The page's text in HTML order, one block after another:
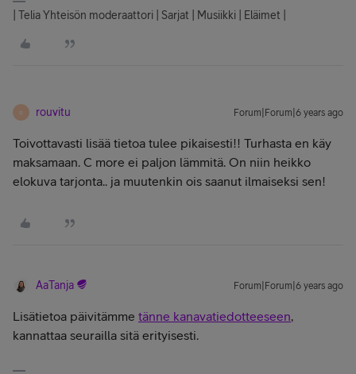
| Telia Yhteisön moderaattori | Sarjat | Musiikki | Eläimet |
R rouvitu Forum|Forum|6 years ago
Toivottavasti lisää tietoa tulee pikaisesti!! Turhasta en käy
maksamaan. C more ei paljon lämmitä. On niin heikko
elokuva tarjonta.. ja muutenkin ois saanut ilmaiseksi sen!
AaTanja Forum|Forum|6 years ago
Lisätietoa päivitämme tänne kanavatiedotteeseen,
kannattaa seurailla sitä erityisesti.